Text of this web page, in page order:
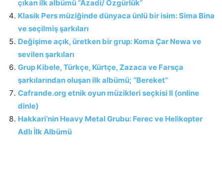
çıkan ilk albümü “Azadi/ Özgürlük”
Klasik Pers müziğinde dünyaca ünlü bir isim: Sima Bina
ve seçilmiş şarkıları
Değişime açık, üretken bir grup: Koma Çar Newa ve
sevilen şarkıları
Grup Kibele, Türkçe, Kürtçe, Zazaca ve Farsça
şarkılarından oluşan ilk albümü; “Bereket”
Cafrande.org etnik oyun müzikleri seçkisi II (online
dinle)
Hakkari’nin Heavy Metal Grubu: Ferec ve Helikopter
Adlı İlk Albümü